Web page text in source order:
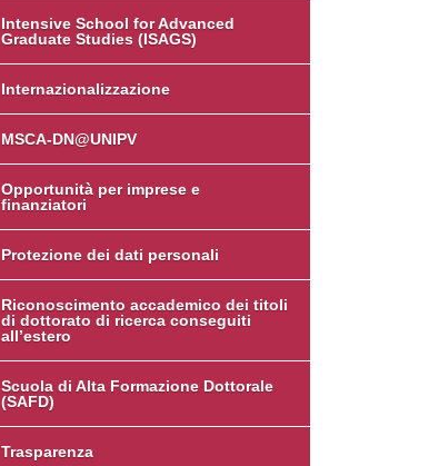
Intensive School for Advanced
Graduate Studies (ISAGS)
Internazionalizzazione
MSCA-DN@UNIPV
Opportunità per imprese e
finanziatori
Protezione dei dati personali
Riconoscimento accademico dei titoli
di dottorato di ricerca conseguiti
all’estero
Scuola di Alta Formazione Dottorale
(SAFD)
Trasparenza